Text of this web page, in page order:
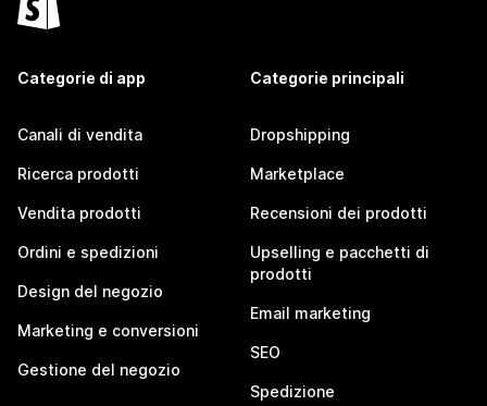
Categorie di app
Canali di vendita
Ricerca prodotti
Vendita prodotti
Ordini e spedizioni
Design del negozio
Marketing e conversioni
Gestione del negozio
Categorie principali
Dropshipping
Marketplace
Recensioni dei prodotti
Upselling e pacchetti di
prodotti
Email marketing
SEO
Spedizione